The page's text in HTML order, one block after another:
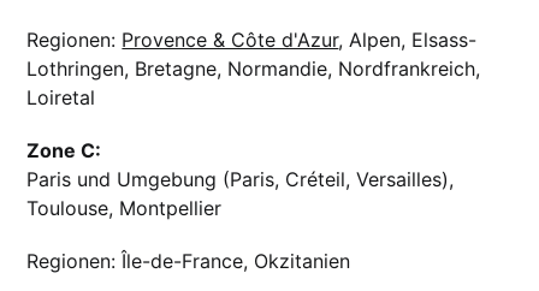
Regionen: Provence & Côte d'Azur, Alpen, Elsass-
Lothringen, Bretagne, Normandie, Nordfrankreich,
Loiretal
Zone C:
Paris und Umgebung (Paris, Créteil, Versailles),
Toulouse, Montpellier
Regionen: Île-de-France, Okzitanien